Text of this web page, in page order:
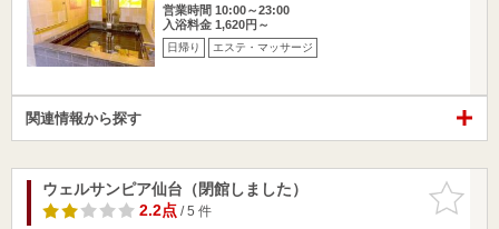
営業時間 10:00～23:00
入浴料金 1,620円～
日帰り エステ・マッサージ
関連情報から探す
お気に入
りに追加
ウェルサンピア仙台（閉館しました）
2.2点/ 5 件